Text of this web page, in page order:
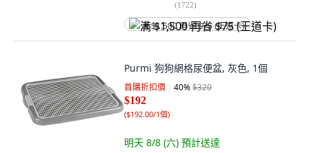
(1722)
满 $1,500 再省 $75 (王道卡)
Purmi 狗狗網格尿便盆, 灰色, 1個
首購折扣價 40%$320
$192
($192.00/1個)
明天 8/8 (六) 預計送達